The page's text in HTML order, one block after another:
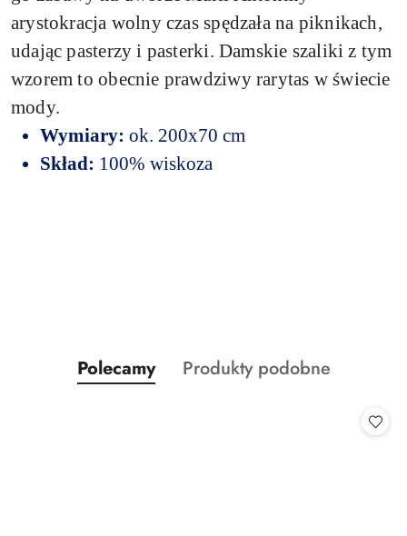
arystokracja wolny czas spędzała na piknikach,
udając pasterzy i pasterki. Damskie szaliki z tym
wzorem to obecnie prawdziwy rarytas w świecie
mody.
Wymiary: ok. 200x70 cm
Skład: 100% wiskoza
Pomiń karuzelę produktów
Produkty
o
Polecamy
Produkty
Produkty podobne